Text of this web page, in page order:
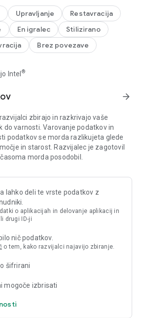
vsako stranko in poskrbite, da
Sprejmite vsako naročilo, dokončajte
hrano v kuhinji, dodajte okusen preliv
preden se vrsta predolga. Vsako
dobiček in možnost nadgradnje
postajo, izboljšajte vsak recept,
več strankam. Bolje ko
opremo in osebje
z boljšo opremo, pečicami, aparati
naročil in narediti vašo restavracijo
opremo, odklenite sveže sestavine,
in ustvarite okusno hrano, v kateri bo
povečajte hitrost naročil in hitreje
Odlično osebje, boljša oprema in
pomagajo vašemu podjetju zaslužiti,
simulator igre v mirovanju z
Upravljanje
Restavracija
En igralec
Stilizirano
Brez povezave
Intel ®
arrow_forward
zbirajo in razkrivajo vaše
do varnosti. Varovanje podatkov in
podatkov se morda razlikujeta glede
in starost. Razvijalec je zagotovil
morda posodobil.
lahko deli te vrste podatkov z
o aplikacijah in delovanje aplikacij in
drugi ID-ji
nič podatkov.
o tem, kako razvijalci najavijo zbiranje.
šifrirani
mogoče izbrisati